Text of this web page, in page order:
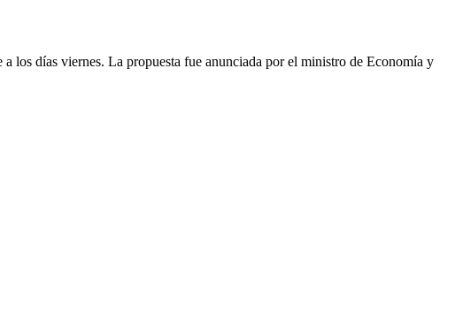
los días viernes. La propuesta fue anunciada por el ministro de Economía y